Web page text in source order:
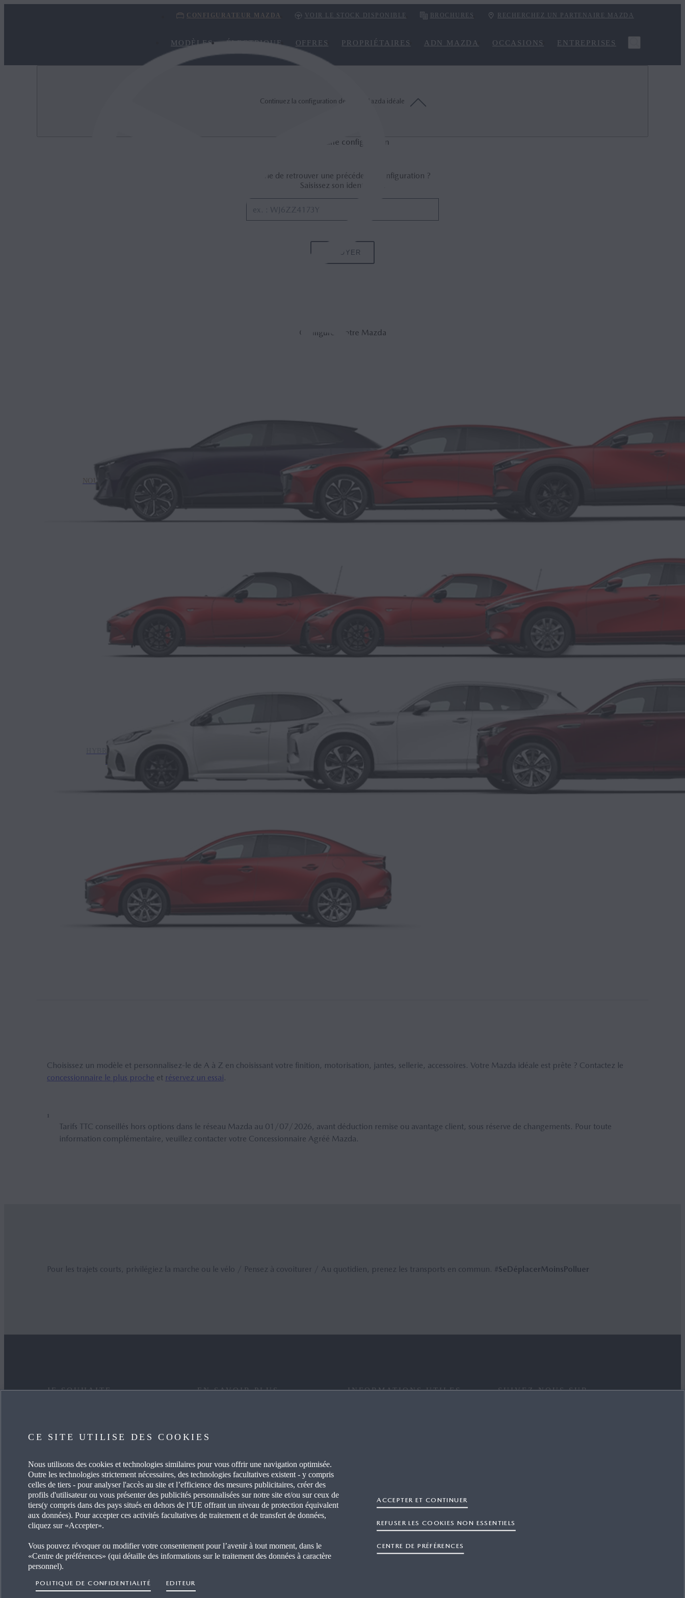
CONFIGURATEUR MAZDA VOIR LE STOCK DISPONIBLE BROCHURES RECHERCHEZ UN PARTENAIRE MAZDA
MODÈLES ÉLECTRIQUE OFFRES PROPRIÉTAIRES ADN MAZDA OCCASIONS ENTREPRISES
Continuez la configuration de votre Mazda idéale
Accès à une configuration
Envie de retrouver une précédente configuration ?
Saisissez son identifiant :
ENVOYER
Configurez votre Mazda
NOUVEAUTÉ - 100% ÉLECTRIQUE
MAZDA CX‑6e
100% ÉLECTRIQUE
MAZDA 6
BERLINE
MAZDA CX‑30
ESSENCE
MAZDA MX‑5
ESSENCE
RETRACTABLE FASTBACK
ESSENCE MICRO-HYBRIDE
MAZDA3
5 PORTES
HYBRIDE NON RECHARGEABLE
MAZDA2 HYBRID
CITADINE
HYBRIDE RECHARGEABLE / DIESEL MICRO-HYBRIDE
MAZDA CX‑60
HYBRIDE RECHARGEABLE / DIESEL MICRO-HYBRIDE
MAZDA CX‑80
SUV 7 PLACES
ESSENCE MICRO-HYBRIDE
MAZDA3
BERLINE
Choisissez un modèle et personnalisez-le de A à Z en choisissant votre finition, motorisation, jantes, sellerie, accessoires. Votre Mazda idéale est prête ? Contactez le
concessionnaire le plus proche et réservez un essai.
1
Tarifs TTC conseillés hors options dans le réseau Mazda au 01/07/2026, avant déduction remise ou avantage client, sous réserve de changements. Pour toute
information complémentaire, veuillez contacter votre Concessionnaire Agréé Mazda.
Pour les trajets courts, privilégiez la marche ou le vélo / Pensez à covoiturer / Au quotidien, prenez les transports en commun. #SeDéplacerMoinsPolluer
JE SOUHAITE
ÉTUDIER UN FINANCEMENT
ENTRETENIR MA VOITURE
DEVENIR CONCESSIONNAIRE
EN SAVOIR PLUS
ACTUALITÉS
RÉPARATEURS INDÉPENDANTS
CLUBS DE PROPRIETAIRES
INFORMATIONS UTILES SUIVEZ-NOUS SUR
CE SITE UTILISE DES COOKIES
Nous utilisons des cookies et technologies similaires pour vous offrir une navigation optimisée.
Outre les technologies strictement nécessaires, des technologies facultatives existent - y compris
celles de tiers - pour analyser l'accès au site et l’efficience des mesures publicitaires, créer des
profils d'utilisateur ou vous présenter des publicités personnalisées sur notre site et/ou sur ceux de
tiers(y compris dans des pays situés en dehors de l’UE offrant un niveau de protection équivalent
aux données). Pour accepter ces activités facultatives de traitement et de transfert de données,
cliquez sur «Accepter».
Vous pouvez révoquer ou modifier votre consentement pour l’avenir à tout moment, dans le
«Centre de préférences» (qui détaille des informations sur le traitement des données à caractère
personnel).
POLITIQUE DE CONFIDENTIALITÉ EDITEUR
CENTRE DE PRÉFÉRENCES
REFUSER LES COOKIES NON ESSENTIELS
ACCEPTER ET CONTINUER